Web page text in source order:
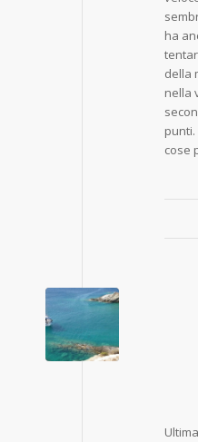
ha
della
nella
cose